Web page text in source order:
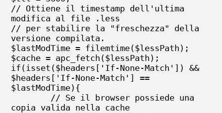
// Ottiene il timestamp dell'ultima
modifica al file .less
// per stabilire la "freschezza" della
versione compilata.
$lastModTime = filemtime($lessPath);
$cache = apc_fetch($lessPath);
if(isset($headers['If-None-Match']) &&
$headers['If-None-Match'] ==
$lastModTime){
copia valida nella cache